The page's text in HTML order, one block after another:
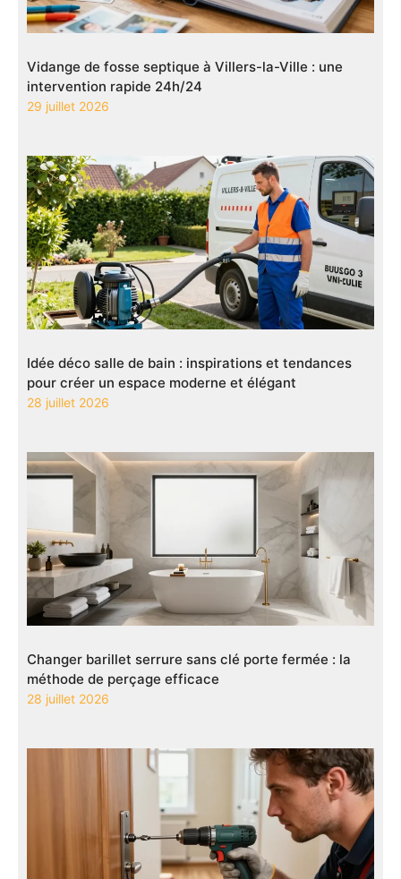
Vidange de fosse septique à Villers-la-Ville : une
intervention rapide 24h/24
29 juillet 2026
Idée déco salle de bain : inspirations et tendances
pour créer un espace moderne et élégant
28 juillet 2026
Changer barillet serrure sans clé porte fermée : la
méthode de perçage efficace
28 juillet 2026